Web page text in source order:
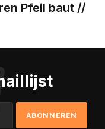
Pfeil baut //